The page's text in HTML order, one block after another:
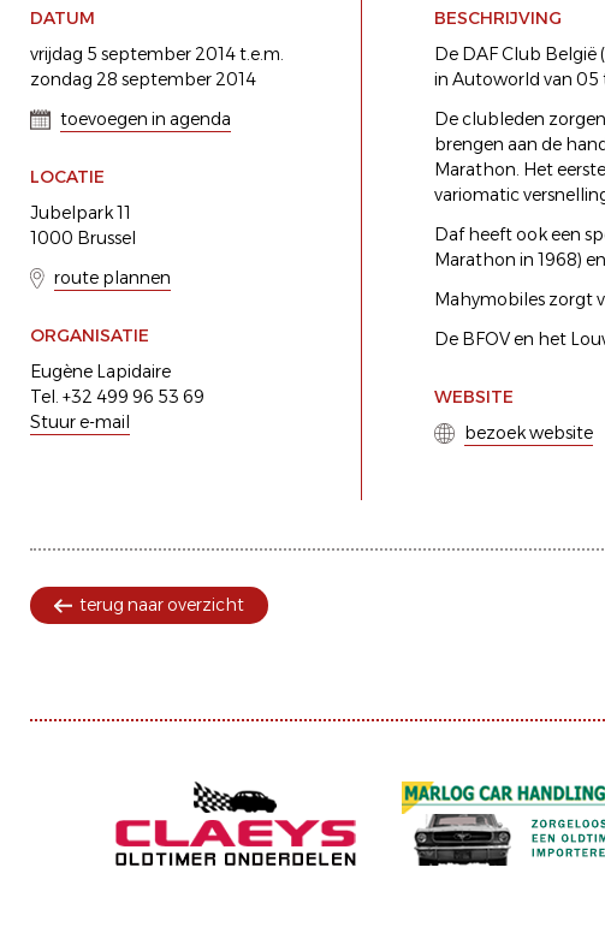
DATUM
vrijdag 5 september 2014 t.e.m.
zondag 28 september 2014
toevoegen in agenda
LOCATIE
Jubelpark 11
1000 Brussel
route plannen
ORGANISATIE
Eugène Lapidaire
Tel. +32 499 96 53 69
Stuur e-mail
BESCHRIJVING
De DAF Club België
in Autoworld van 05
De clubleden
brengen aan de
Marathon. Het
variomatic
Daf heeft ook een
Marathon in 1968)
Mahymobiles zorgt
De BFOV en het
WEBSITE
bezoek website
terug naar overzicht